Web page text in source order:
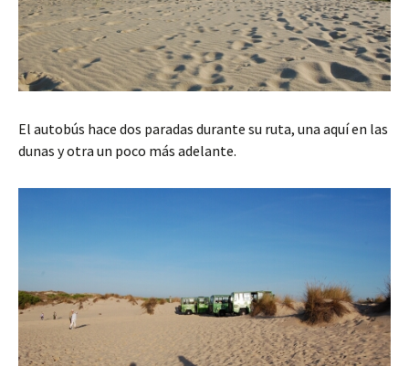
El autobús hace dos paradas durante su ruta, una aquí en las
dunas y otra un poco más adelante.